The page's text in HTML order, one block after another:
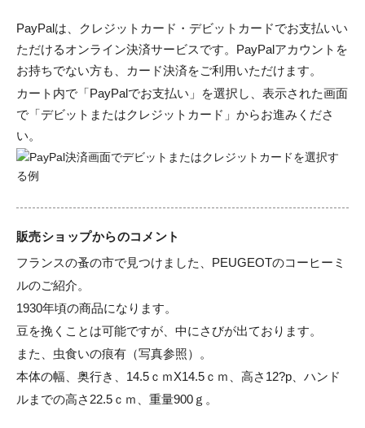
PayPalは、クレジットカード・デビットカードでお支払いい
ただけるオンライン決済サービスです。PayPalアカウントを
お持ちでない方も、カード決済をご利用いただけます。
カート内で「PayPalでお支払い」を選択し、表示された画面
で「デビットまたはクレジットカード」からお進みくださ
い。
販売ショップからのコメント
フランスの蚤の市で見つけました、PEUGEOTのコーヒーミ
ルのご紹介。
1930年頃の商品になります。
豆を挽くことは可能ですが、中にさびが出ております。
また、虫食いの痕有（写真参照）。
本体の幅、奥行き、14.5ｃｍX14.5ｃｍ、高さ12?p、ハンド
ルまでの高さ22.5ｃｍ、重量900ｇ。